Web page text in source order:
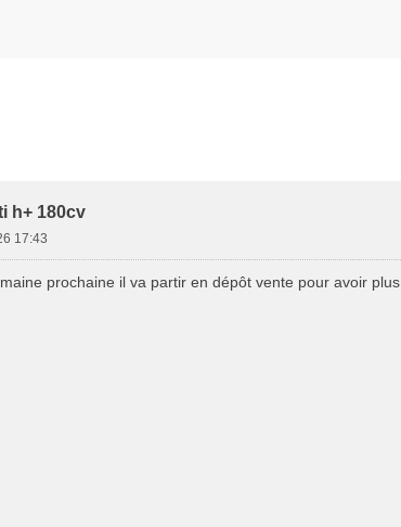
h+ 180cv
17:43
prochaine il va partir en dépôt vente pour avoir plus